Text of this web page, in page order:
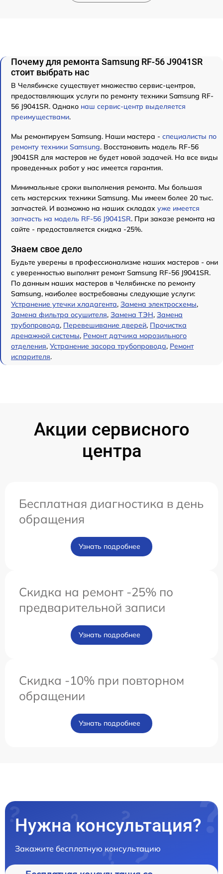
Почему для ремонта Samsung RF-56 J9041SR
стоит выбрать нас
В Челябинске существует множество сервис-центров,
предоставляющих услуги по ремонту техники Samsung RF-
56 J9041SR. Однако наш сервис-центр выделяется
преимуществами.
Мы ремонтируем Samsung. Наши мастера - специалисты по
ремонту техники Samsung. Восстановить модель RF-56
J9041SR для мастеров не будет новой задачей. На все виды
проведенных работ у нас имеется гарантия.
Минимальные сроки выполнения ремонта. Мы большая
сеть мастерских техники Samsung. Мы имеем более 20 тыс.
запчастей. И возможно на наших складах уже имеется
запчасть на модель RF-56 J9041SR. При заказе ремонта на
сайте - предоставляется скидка -25%.
Знаем свое дело
Будьте уверены в профессионализме наших мастеров - они
с уверенностью выполнят ремонт Samsung RF-56 J9041SR.
По данным наших мастеров в Челябинске по ремонту
Samsung, наиболее востребованы следующие услуги:
Устранение утечки хладагента, Замена электросхемы,
Замена фильтра осушителя, Замена ТЭН, Замена
трубопровода, Перевешивание дверей, Прочистка
дренажной системы, Ремонт датчика морозильного
отделения, Устранение засора трубопровода, Ремонт
испарителя.
Акции сервисного
центра
Бесплатная диагностика в день
обращения
Узнать подробнее
Скидка на ремонт -25% по
предварительной записи
Узнать подробнее
Скидка -10% при повторном
обращении
Узнать подробнее
Нужна консультация?
Закажите бесплатную консультацию